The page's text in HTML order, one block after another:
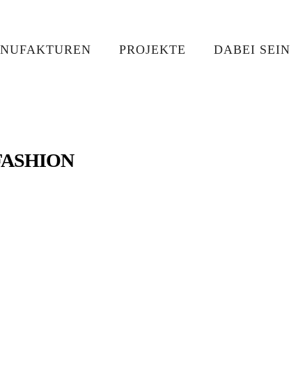
PROJEKTE DABEI SEIN